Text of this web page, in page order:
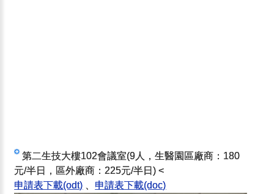
第二生技大樓102會議室(9人，生醫園區廠商：180
元/半日，區外廠商：225元/半日)<
申請表下載(odt) 、 申請表下載(doc)